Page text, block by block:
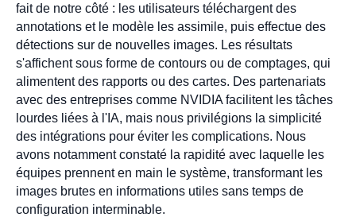
fait de notre côté : les utilisateurs téléchargent des
annotations et le modèle les assimile, puis effectue des
détections sur de nouvelles images. Les résultats
s'affichent sous forme de contours ou de comptages, qui
alimentent des rapports ou des cartes. Des partenariats
avec des entreprises comme NVIDIA facilitent les tâches
lourdes liées à l'IA, mais nous privilégions la simplicité
des intégrations pour éviter les complications. Nous
avons notamment constaté la rapidité avec laquelle les
équipes prennent en main le système, transformant les
images brutes en informations utiles sans temps de
configuration interminable.